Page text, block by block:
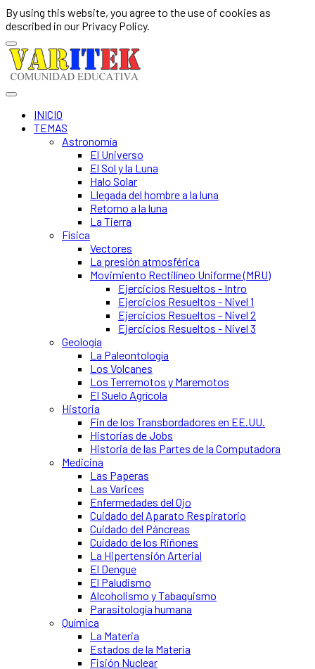
By using this website, you agree to the use of cookies as
described in our Privacy Policy.
INICIO
TEMAS
Astronomía
El Universo
El Sol y la Luna
Halo Solar
Llegada del hombre a la luna
Retorno a la luna
La Tierra
Física
Vectores
La presión atmosférica
Movimiento Rectilíneo Uniforme (MRU)
Ejercicios Resueltos - Intro
Ejercicios Resueltos - Nivel 1
Ejercicios Resueltos - Nivel 2
Ejercicios Resueltos - Nivel 3
Geología
La Paleontología
Los Volcanes
Los Terremotos y Maremotos
El Suelo Agrícola
Historia
Fin de los Transbordadores en EE.UU.
Historias de Jobs
Historia de las Partes de la Computadora
Medicina
Las Paperas
Las Varices
Enfermedades del Ojo
Cuidado del Aparato Respiratorio
Cuidado del Páncreas
Cuidado de los Riñones
La Hipertensión Arterial
El Dengue
El Paludismo
Alcoholismo y Tabaquismo
Parasitología humana
Química
La Materia
Estados de la Materia
Fisión Nuclear